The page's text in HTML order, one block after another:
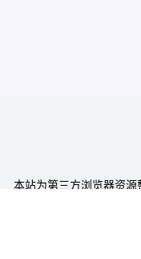
本站为第三方浏览器资源